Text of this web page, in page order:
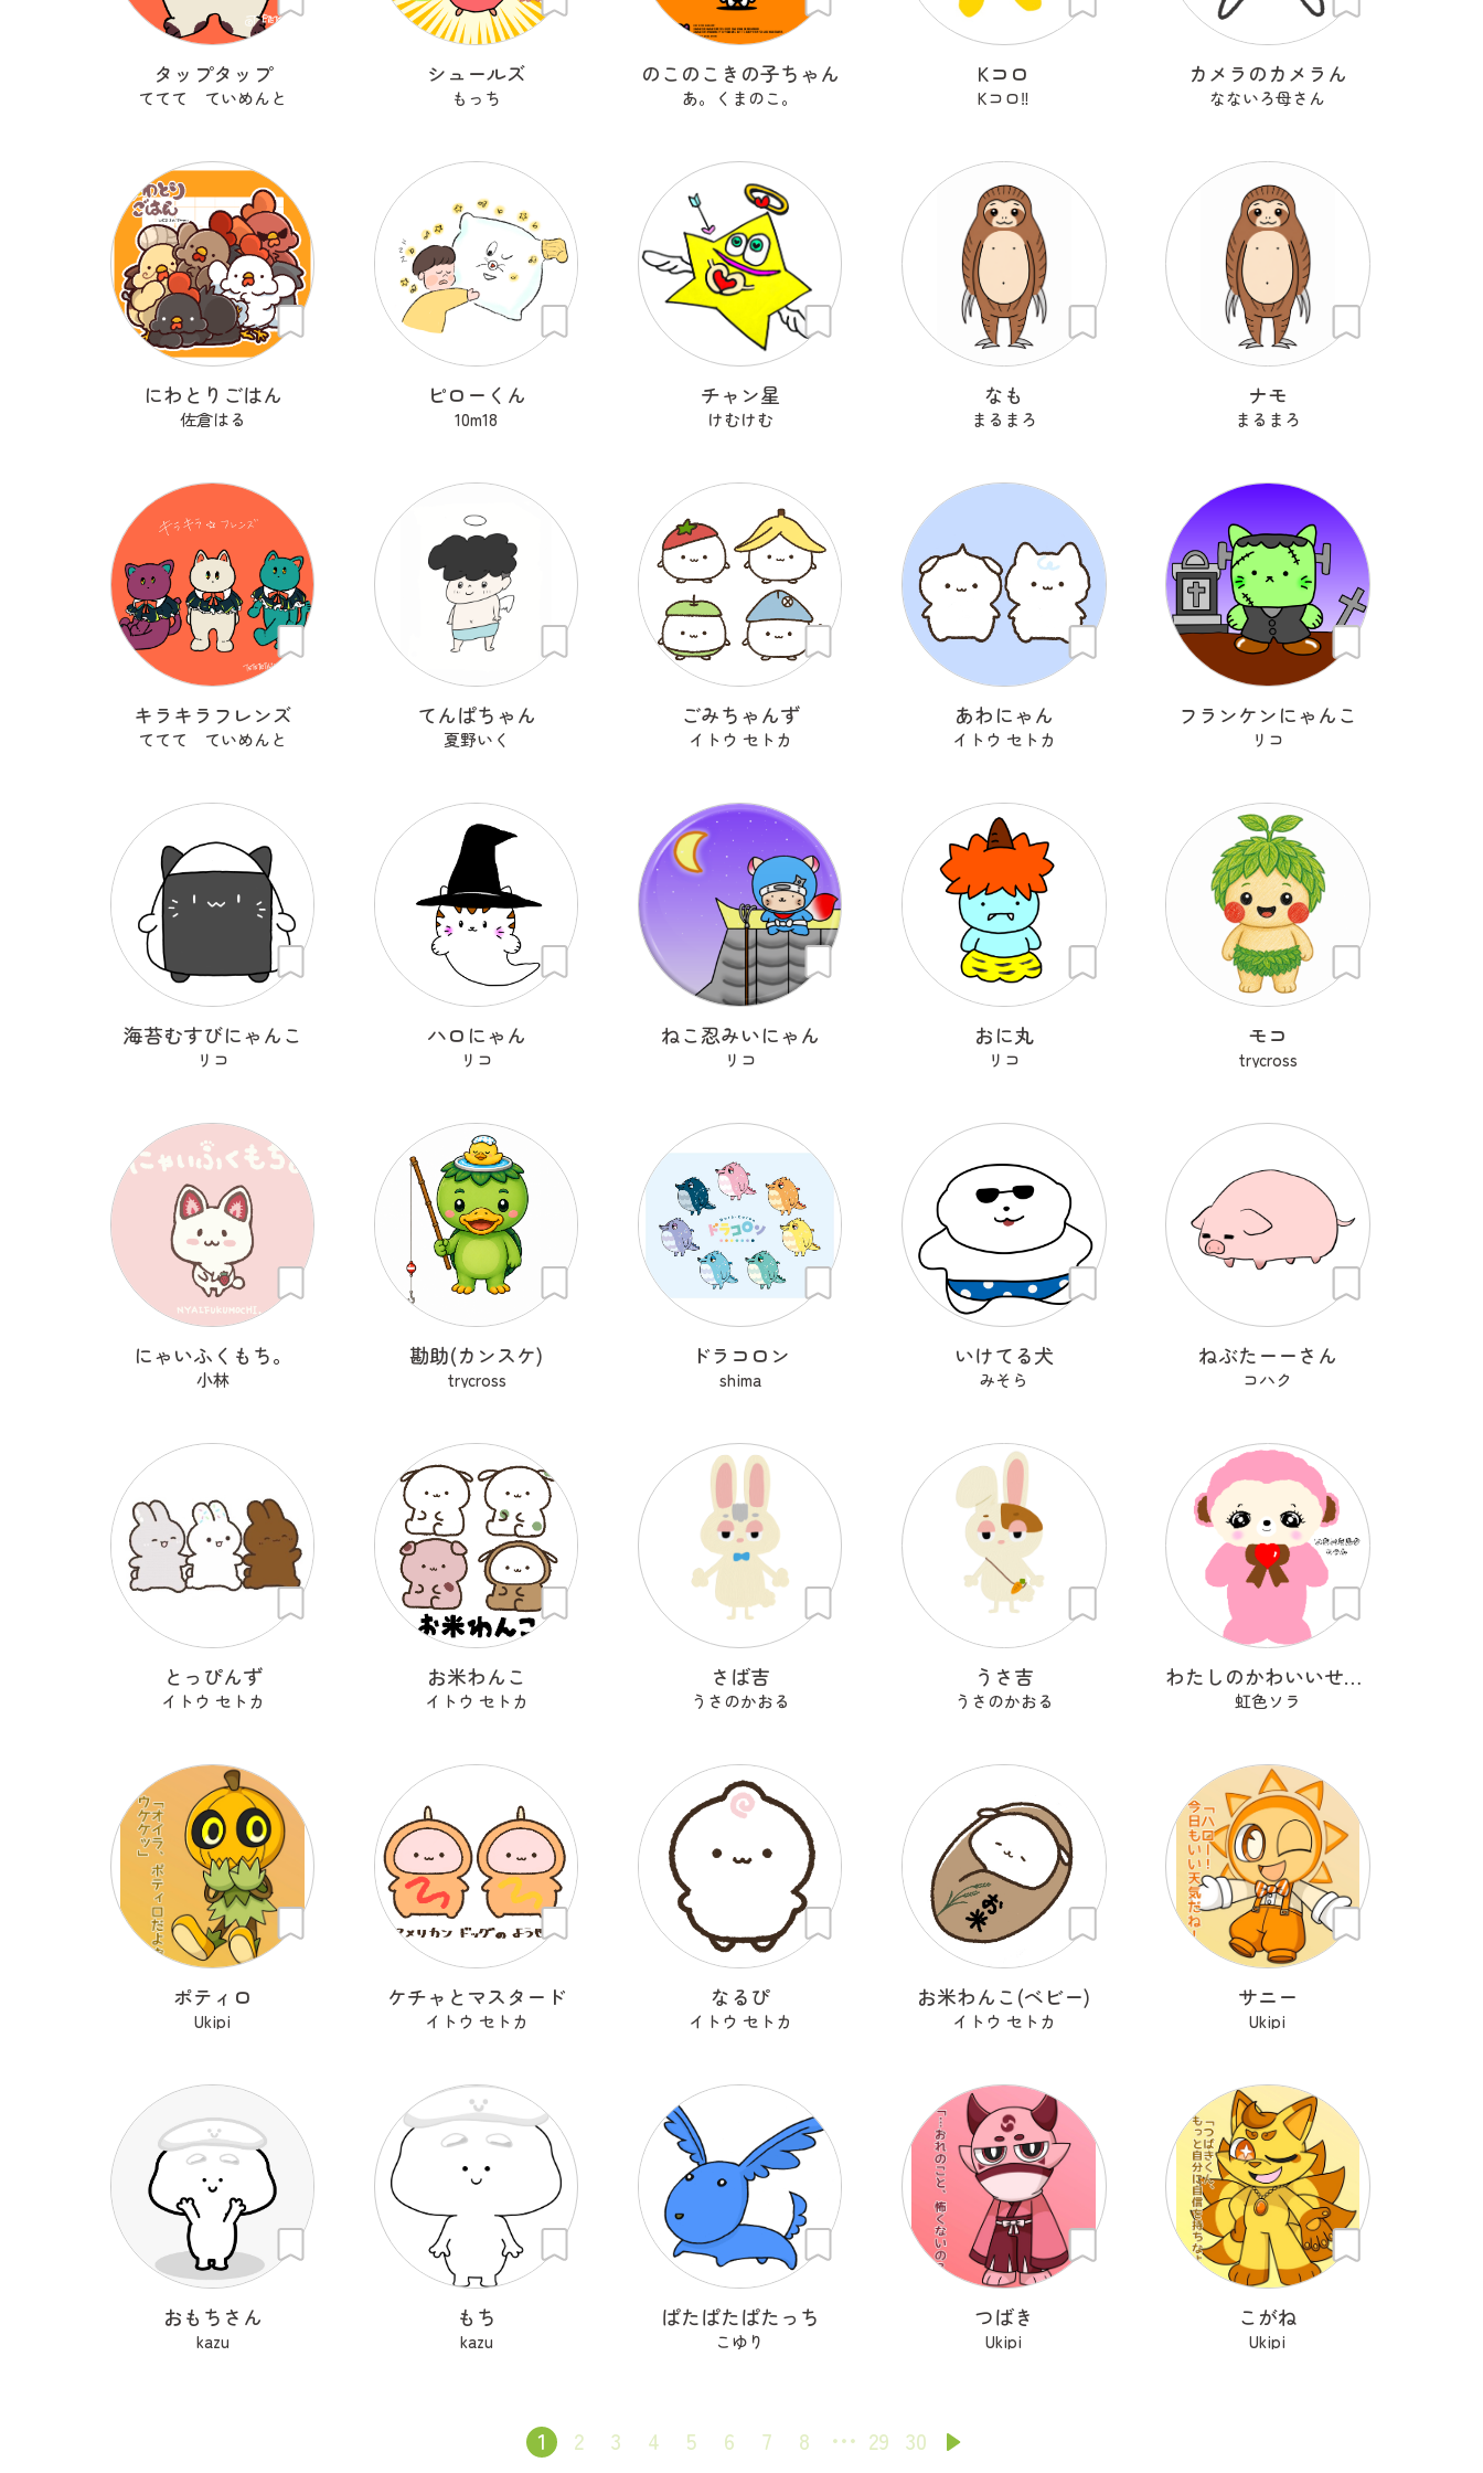
タップタップ
ててて ていめんと
シュールズ
もっち
のこのこきの子ちゃん
あ。くまのこ。
Kコロ
Kコロ‼︎
カメラのカメラん
なないろ母さん
にわとりごはん
佐倉はる
ピローくん
10m18
チャン星
けむけむ
なも
まるまろ
ナモ
まるまろ
キラキラフレンズ
ててて ていめんと
てんぱちゃん
夏野いく
ごみちゃんず
イトウ セトカ
あわにゃん
イトウ セトカ
フランケンにゃんこ
リコ
海苔むすびにゃんこ
リコ
ハロにゃん
リコ
ねこ忍みいにゃん
リコ
おに丸
リコ
モコ
trycross
にゃいふくもち。
小林
勘助(カンスケ)
trycross
ドラコロン
shima
いけてる犬
みそら
ねぶたーーさん
コハク
とっぴんず
イトウ セトカ
お米わんこ
イトウ セトカ
さば吉
うさのかおる
うさ吉
うさのかおる
わたしのかわいいせかい
虹色ソラ
ポティロ
Ukipi
ケチャとマスタード
イトウ セトカ
なるぴ
イトウ セトカ
お米わんこ(ベビー)
イトウ セトカ
サニー
Ukipi
おもちさん
kazu
もち
kazu
ぱたぱたぱたっち
こゆり
つばき
Ukipi
こがね
Ukipi
1 2 3 4 5 6 7 8 29 30